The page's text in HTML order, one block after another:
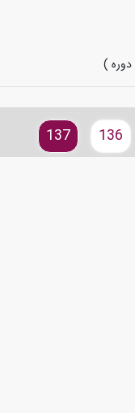
دوره )
136
137